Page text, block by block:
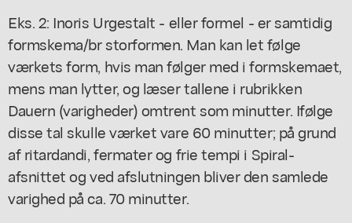
Eks. 2: Inoris Urgestalt - eller formel - er samtidig
formskema/br storformen. Man kan let følge
værkets form, hvis man følger med i formskemaet,
mens man lytter, og læser tallene i rubrikken
Dauern (varigheder) omtrent som minutter. Ifølge
disse tal skulle værket vare 60 minutter; på grund
af ritardandi, fermater og frie tempi i Spiral-
afsnittet og ved afslutningen bliver den samlede
varighed på ca. 70 minutter.